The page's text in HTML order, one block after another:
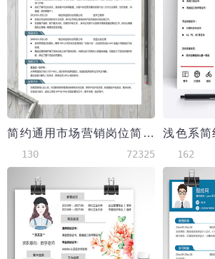
简约通用市场营销岗位简历模板
130 72325 162